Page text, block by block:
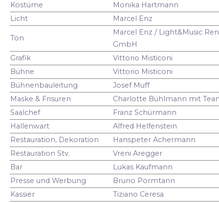
Kostüme
Monika Hartmann
Licht
Marcel Enz
Ton
Marcel Enz / Light&Music
GmbH
Grafik
Vittorio Misticoni
Bühne
Vittorio Misticoni
Bühnenbauleitung
Josef Muff
Maske & Frisuren
Charlotte Bühlmann mit
Saalchef
Franz Schürmann
Hallenwart
Alfred Helfenstein
Restauration, Dekoration
Hanspeter Achermann
Restauration Stv.
Vreni Aregger
Bar
Lukas Kaufmann
Presse und Werbung
Bruno Pormtann
Kassier
Tiziano Ceresa